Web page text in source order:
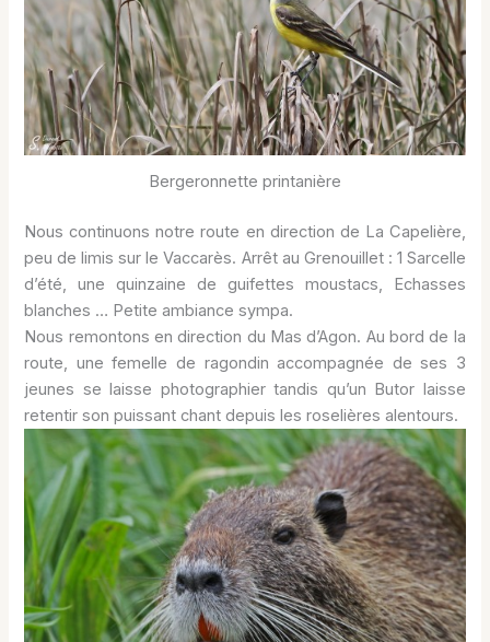
Bergeronnette printanière
Nous continuons notre route en direction de La Capelière,
peu de limis sur le Vaccarès. Arrêt au Grenouillet : 1 Sarcelle
d’été, une quinzaine de guifettes moustacs, Echasses
blanches … Petite ambiance sympa.
Nous remontons en direction du Mas d’Agon. Au bord de la
route, une femelle de ragondin accompagnée de ses 3
jeunes se laisse photographier tandis qu’un Butor laisse
retentir son puissant chant depuis les roselières alentours.